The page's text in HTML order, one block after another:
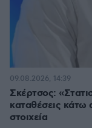
Σκέρτσος:
καταθέσεις κάτω
στοιχεία
09.08.2026, 14:39